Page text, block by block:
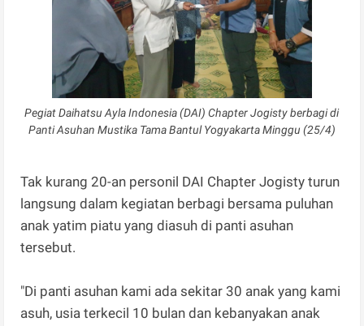
Pegiat Daihatsu Ayla Indonesia (DAI) Chapter Jogisty berbagi di
Panti Asuhan Mustika Tama Bantul Yogyakarta Minggu (25/4)
Tak kurang 20-an personil DAI Chapter Jogisty turun
langsung dalam kegiatan berbagi bersama puluhan
anak yatim piatu yang diasuh di panti asuhan
tersebut.
"Di panti asuhan kami ada sekitar 30 anak yang kami
asuh, usia terkecil 10 bulan dan kebanyakan anak